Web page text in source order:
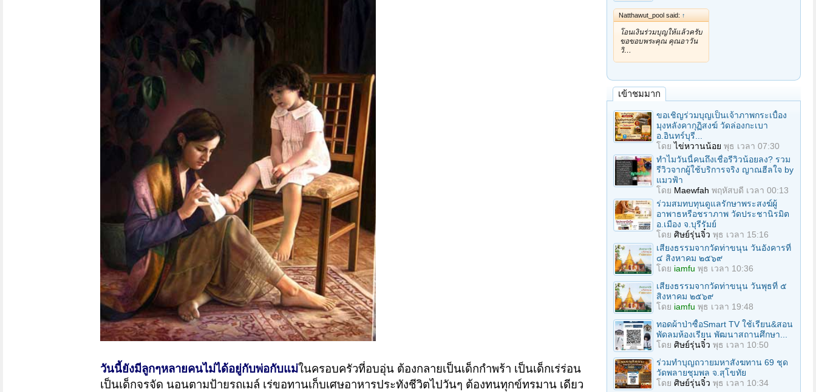
วันนี้ยังมีลูกๆหลายคนไม่ได้อยู่กับพ่อกับแม่ในครอบครัวที่อบอุ่น ต้องกลายเป็นเด็กกำพร้า เป็นเด็กเร่ร่อน
เป็นเด็กจรจัด นอนตามป้ายรถเมล์ เร่ขอทานเก็บเศษอาหารประทังชีวิตไปวันๆ ต้องทนทุกข์ทรมาน เดียว
Natthawut_pool said: ↑
โอนเงินร่วมบุญให้แล้วครับ
ขอขอบพระคุณ คุณอาวัน
วิ…
เข้าชมมาก
ขอเชิญร่วมบุญเป็นเจ้าภาพกระเบื้อง
มุงหลังคากุฏิสงฆ์ วัดล่องกะเบา
อ.อินทร์บุรี...
โดยไข่หวานน้อย พุธ เวลา 07:30
ทำไมวันนี้คนถึงเชื่อรีวิวน้อยลง? รวม
รีวิวจากผู้ใช้บริการจริง ญาณฮีลใจ by
แมวฟ้า
โดย Maewfah พฤหัสบดี เวลา 00:13
ร่วมสมทบทุนดูแลรักษาพระสงฆ์ผู้
อาพาธหรือชราภาพ วัดประชานิรมิต
อ.เมือง จ.บุรีรัมย์
โดย ศิษย์รุ่นจิ๋ว พุธ เวลา 15:16
เสียงธรรมจากวัดท่าขนุน วันอังคารที่
๔ สิงหาคม ๒๕๖๙
โดย iamfu พุธ เวลา 10:36
เสียงธรรมจากวัดท่าขนุน วันพุธที่ ๕
สิงหาคม ๒๕๖๙
โดย iamfu พุธ เวลา 19:48
ทอดผ้าป่าซื้อSmart TV ใช้เรียน&สอน
พัดลมห้องเรียน พัฒนาสถานศึกษา...
โดย ศิษย์รุ่นจิ๋ว พุธ เวลา 10:50
ร่วมทําบุญถวายมหาสังฆทาน 69 ชุด
วัดพลายชุมพล จ.สุโขทัย
โดย ศิษย์รุ่นจิ๋ว พุธ เวลา 10:34